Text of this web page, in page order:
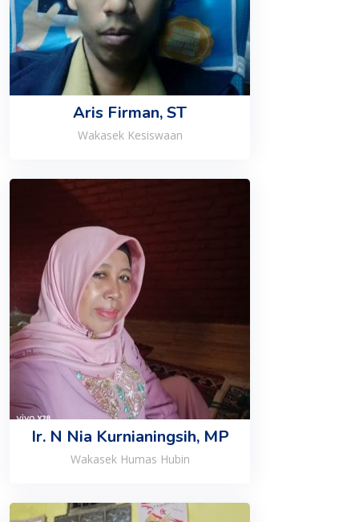
Aris Firman, ST
Wakasek Kesiswaan
Ir. N Nia Kurnianingsih, MP
Wakasek Humas Hubin